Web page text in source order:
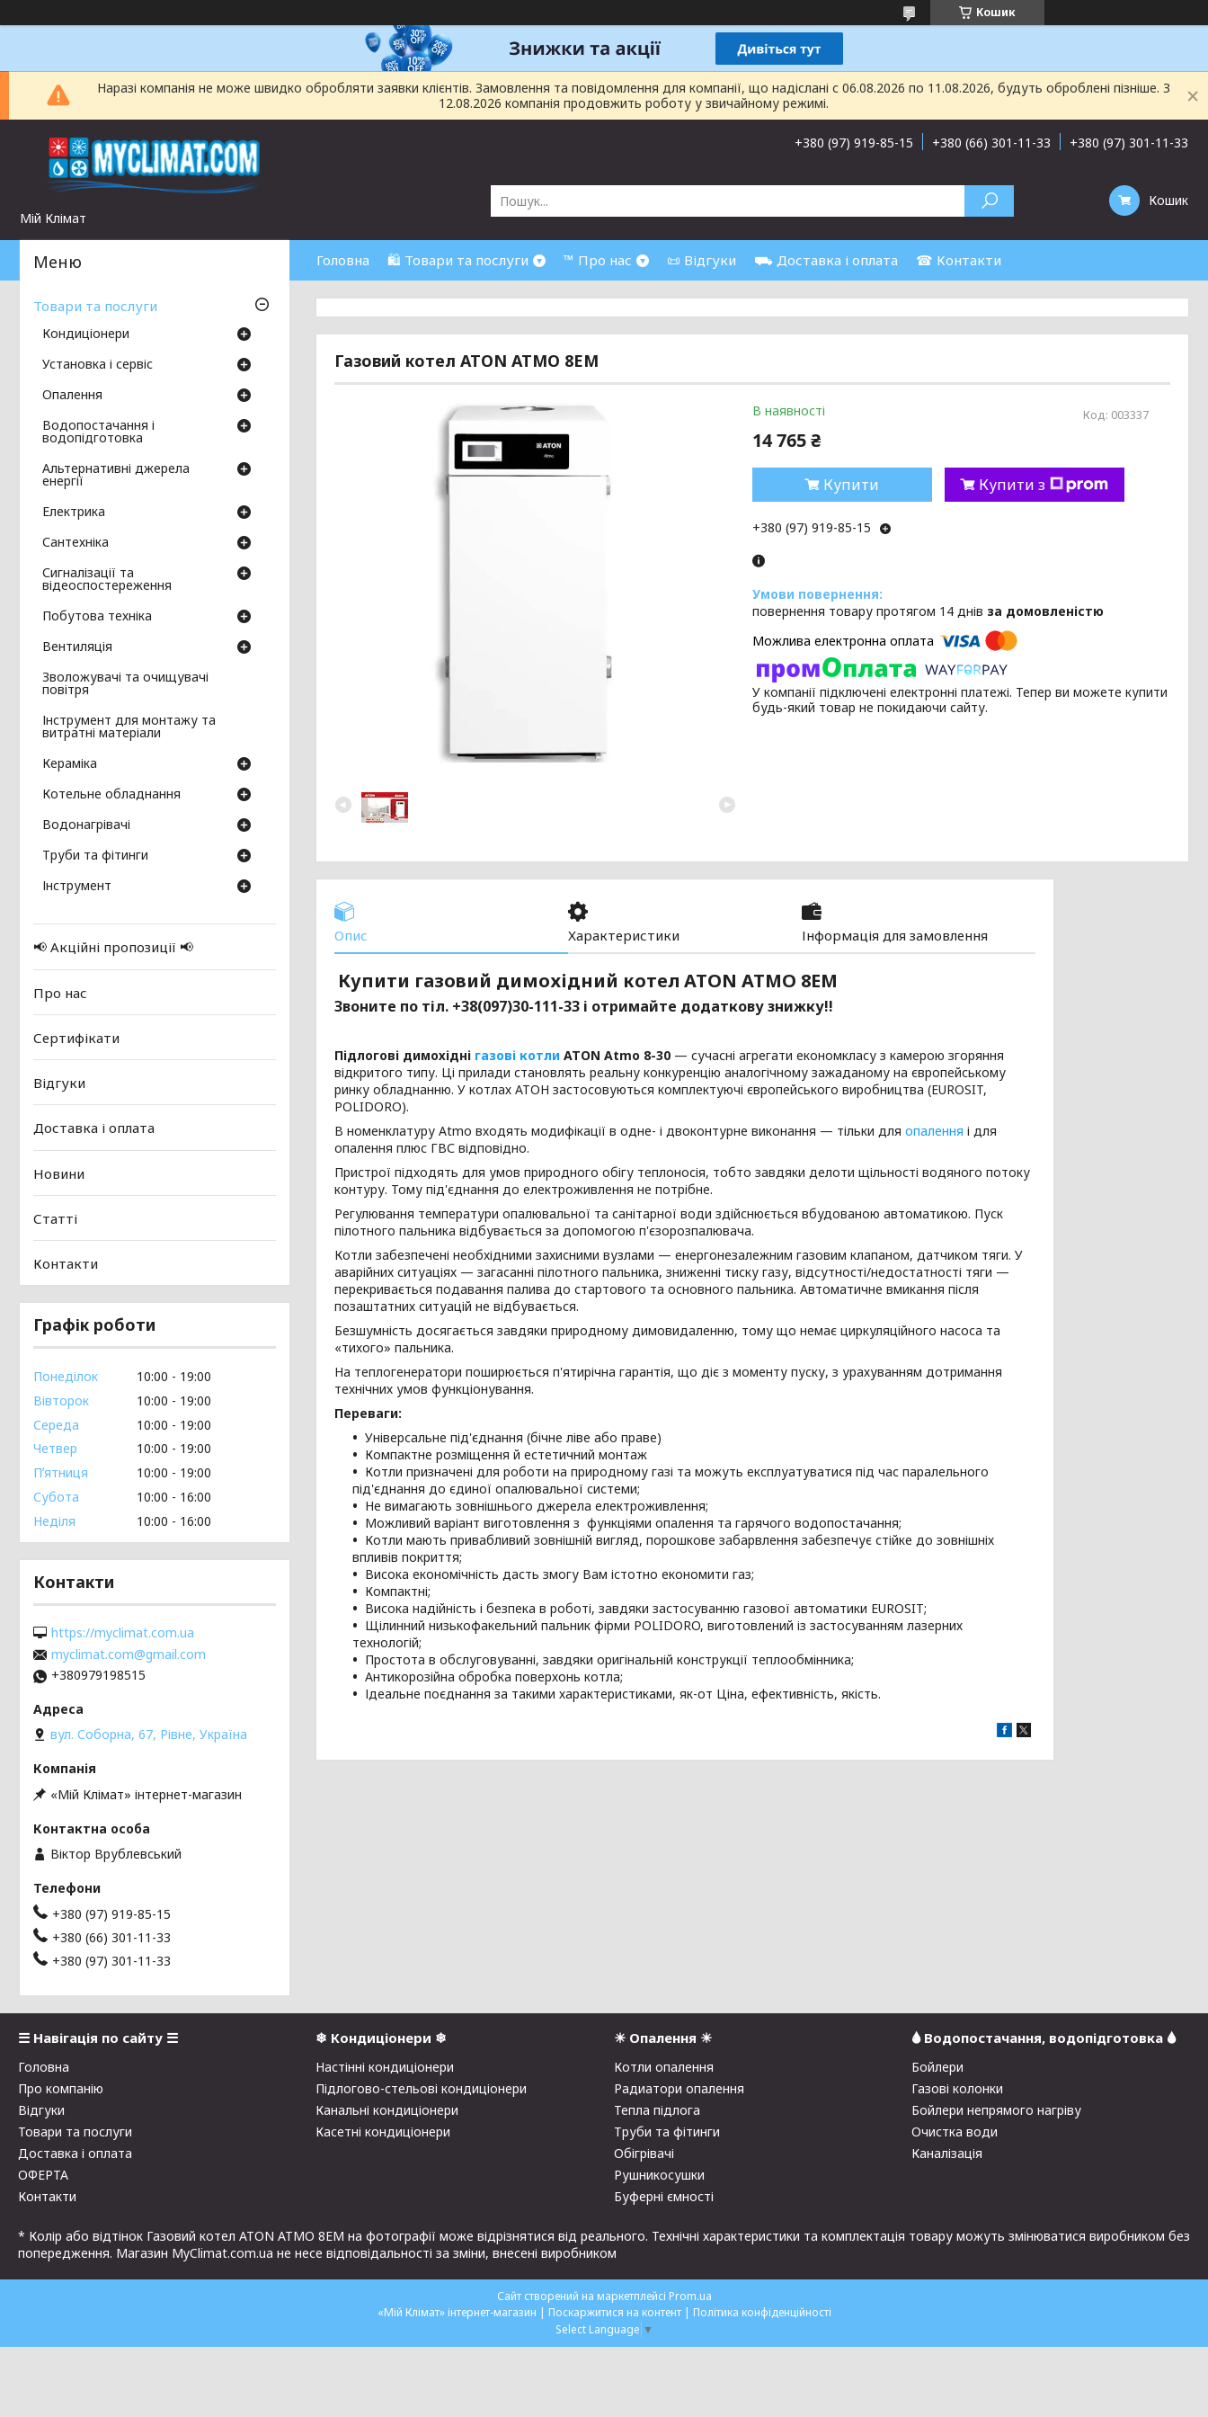
Кошик
Наразі компанія не може швидко обробляти заявки клієнтів. Замовлення та повідомлення для компанії, що надіслані с 06.08.2026 по 11.08.2026, будуть оброблені пізніше. З
12.08.2026 компанія продовжить роботу у звичайному режимі.
Мій Клімат
+380 (97) 919-85-15 +380 (66) 301-11-33 +380 (97) 301-11-33
Кошик
Головна 🛍 Товари та послуги ™ Про нас 📜 Відгуки ⛟ Доставка і оплата ☎ Контакти
Газовий котел ATON ATMO 8EM
В наявності Код: 003337
14 765 ₴
Купити Купити з
+380 (97) 919-85-15
повернення товару протягом 14 днів за домовленістю
У компанії підключені електронні платежі. Тепер ви можете купити
будь-який товар не покидаючи сайту.
Опис Характеристики Інформація для замовлення
Купити газовий димохідний котел ATON ATMO 8EM
Звоните по тіл. +38(097)30-111-33 і отримайте додаткову знижку!!
Підлогові димохідні газові котли ATON Atmo 8-30 — сучасні агрегати економкласу з камерою згоряння
відкритого типу. Ці прилади становлять реальну конкуренцію аналогічному зажаданому на європейському
ринку обладнанню. У котлах АТОН застосовуються комплектуючі європейського виробництва (EUROSIT,
POLIDORO).
В номенклатуру Atmo входять модифікації в одне- і двоконтурне виконання — тільки для опалення і для
опалення плюс ГВС відповідно.
Пристрої підходять для умов природного обігу теплоносія, тобто завдяки делоти щільності водяного потоку
контуру. Тому під'єднання до електроживлення не потрібне.
Регулювання температури опалювальної та санітарної води здійснюється вбудованою автоматикою. Пуск
пілотного пальника відбувається за допомогою п'єзорозпалювача.
Котли забезпечені необхідними захисними вузлами — енергонезалежним газовим клапаном, датчиком тяги. У
аварійних ситуаціях — загасанні пілотного пальника, зниженні тиску газу, відсутності/недостатності тяги —
перекривається подавання палива до стартового та основного пальника. Автоматичне вмикання після
позаштатних ситуацій не відбувається.
Безшумність досягається завдяки природному димовидаленню, тому що немає циркуляційного насоса та
«тихого» пальника.
На теплогенератори поширюється п'ятирічна гарантія, що діє з моменту пуску, з урахуванням дотримання
технічних умов функціонування.
Переваги:
Універсальне під'єднання (бічне ліве або праве)
Компактне розміщення й естетичний монтаж
Котли призначені для роботи на природному газі та можуть експлуатуватися під час паралельного
під'єднання до єдиної опалювальної системи;
Не вимагають зовнішнього джерела електроживлення;
Можливий варіант виготовлення з функціями опалення та гарячого водопостачання;
Котли мають привабливий зовнішній вигляд, порошкове забарвлення забезпечує стійке до зовнішніх
впливів покриття;
Висока економічність дасть змогу Вам істотно економити газ;
Компактні;
Висока надійність і безпека в роботі, завдяки застосуванню газової автоматики EUROSIT;
Щілинний низькофакельний пальник фірми POLIDORO, виготовлений із застосуванням лазерних
технологій;
Простота в обслуговуванні, завдяки оригінальній конструкції теплообмінника;
Антикорозійна обробка поверхонь котла;
Ідеальне поєднання за такими характеристиками, як-от Ціна, ефективність, якість.
Товари та послуги
Кондиціонери
Установка і сервіс
Опалення
Водопостачання і
водопідготовка
Альтернативні джерела
енергії
Електрика
Сантехніка
Сигналізації та
відеоспостереження
Побутова техніка
Вентиляція
Зволожувачі та очищувачі
повітря
Інструмент для монтажу та
витратні матеріали
Кераміка
Котельне обладнання
Водонагрівачі
Труби та фітинги
Інструмент
📢 Акційні пропозиції 📢
Про нас
Сертифікати
Відгуки
Доставка і оплата
Новини
Статті
Контакти
Графік роботи
Понеділок 10:00
19:00
Вівторок
10:00
19:00
Середа
10:00
19:00
Четвер
10:00
19:00
Пʼятниця
10:00
19:00
Субота
10:00
16:00
Неділя
10:00 16:00
Контакти
https://myclimat.com.ua
myclimat.com@gmail.com
+380979198515
вул. Соборна, 67, Рівне, Україна
«Мій Клімат» інтернет-магазин
Віктор Врублевський
+380 (97) 919-85-15
+380 (66) 301-11-33
+380 (97) 301-11-33
☰ Навігація по сайту ☰
Головна
Про компанію
Відгуки
Товари та послуги
Доставка і оплата
ОФЕРТА
Контакти
❄ Кондиціонери ❄
Настінні кондиціонери
Підлогово-стельові кондиціонери
Канальні кондиціонери
Касетні кондиціонери
☀ Опалення ☀
Котли опалення
Радиатори опалення
Тепла підлога
Труби та фітинги
Обігрівачі
Рушникосушки
Буферні ємності
🌢 Водопостачання, водопідготовка 🌢
Бойлери
Газові колонки
Бойлери непрямого нагріву
Очистка води
Каналізація
* Колір або відтінок Газовий котел ATON ATMO 8EM на фотографії може відрізнятися від реального. Технічні характеристики та комплектація товару можуть змінюватися виробником без
попередження. Магазин MyClimat.com.ua не несе відповідальності за зміни, внесені виробником
Сайт створений на маркетплейсі Prom.ua
«Мій Клімат» інтернет-магазин | Поскаржитися на контент | Політика конфіденційності
Select Language ▼